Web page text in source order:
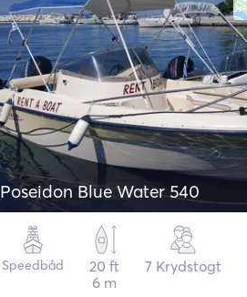
Poseidon Blue Water 540
Speedbåd
20 ft
6 m
7 Krydstogt